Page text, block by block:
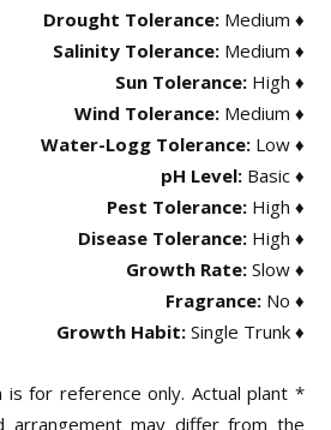
♦ Drought Tolerance:
Medium
♦ Salinity Tolerance:
Medium
♦ Sun Tolerance:
High
♦ Wind Tolerance:
Medium
♦ Water-Logg Tolerance:
Low
♦ pH Level:
Basic
♦ Pest Tolerance:
High
♦ Disease Tolerance:
High
♦ Growth Rate:
Slow
♦ Fragrance:
No
♦ Growth Habit:
Single Trunk
is for reference only. Actual plant
arrangement may differ from the